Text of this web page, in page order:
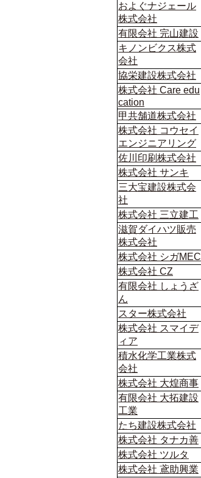
およぐナジェール
株式会社
有限会社 完山建設
キノンビクス株式
会社
協栄建設株式会社
株式会社 Care edu
cation
甲共舗道株式会社
株式会社 コウセイ
エンジニアリング
佐川印刷株式会社
株式会社 サンキ
三大宝建設株式会
社
株式会社 三立建工
滋賀ダイハツ販売
株式会社
株式会社 シガMEC
株式会社 CZ
有限会社 しょうざ
ん
スター株式会社
株式会社 スマイデ
ィア
積水化学工業株式
会社
株式会社 大煌商事
有限会社 大拓建設
工業
たち建設株式会社
株式会社 タナカ善
株式会社 ツルタ
株式会社 鳶助興業